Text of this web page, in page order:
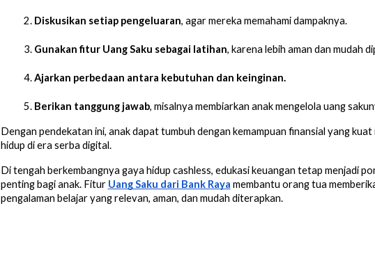
Diskusikan setiap pengeluaran, agar mereka memahami dampaknya.
Gunakan fitur Uang Saku sebagai latihan, karena lebih aman dan mudah
Ajarkan perbedaan antara kebutuhan dan keinginan.
Berikan tanggung jawab, misalnya membiarkan anak mengelola uang
Dengan pendekatan ini, anak dapat tumbuh dengan kemampuan finansial yang kuat
hidup di era serba digital.
Di tengah berkembangnya gaya hidup cashless, edukasi keuangan tetap menjadi
penting bagi anak. Fitur Uang Saku dari Bank Raya membantu orang tua
pengalaman belajar yang relevan, aman, dan mudah diterapkan.